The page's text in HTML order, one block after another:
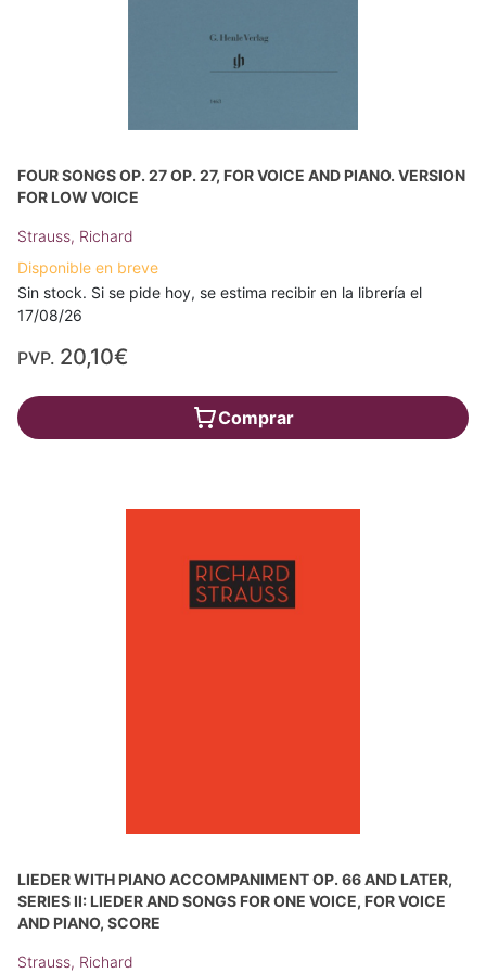
FOUR SONGS OP. 27 OP. 27, FOR VOICE AND PIANO. VERSION
FOR LOW VOICE
Strauss, Richard
Disponible en breve
Sin stock. Si se pide hoy, se estima recibir en la librería el
17/08/26
PVP. 20,10€
Comprar
LIEDER WITH PIANO ACCOMPANIMENT OP. 66 AND LATER,
SERIES II: LIEDER AND SONGS FOR ONE VOICE, FOR VOICE
AND PIANO, SCORE
Strauss, Richard